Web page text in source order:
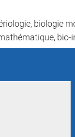
biologie
bio-